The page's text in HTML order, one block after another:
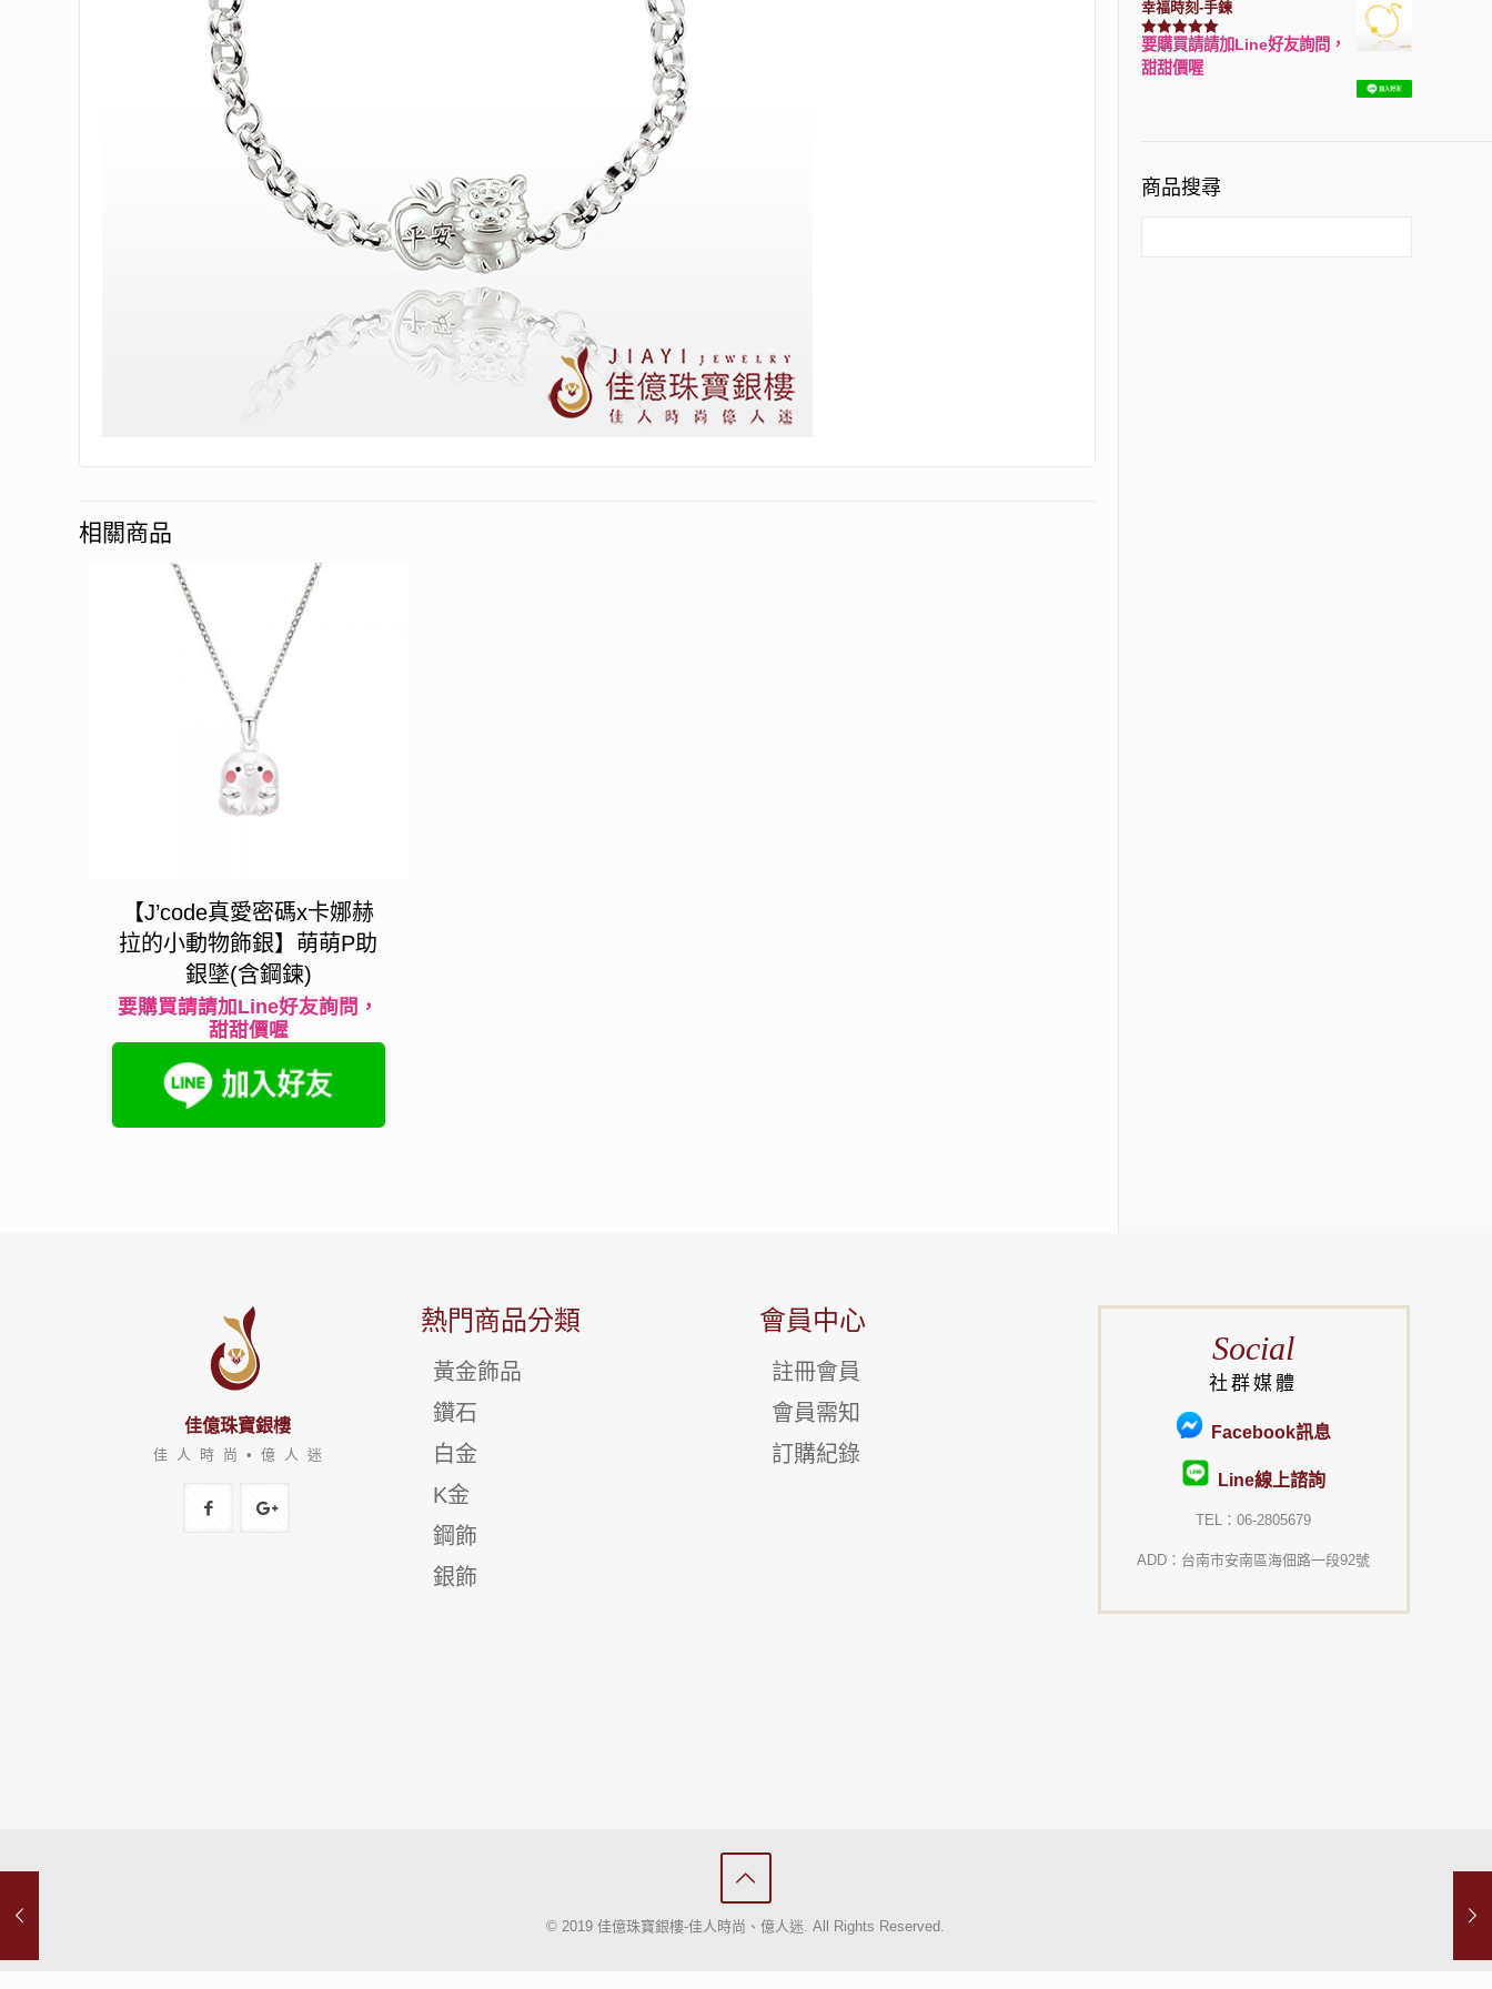
相關商品
【J’code真愛密碼x卡娜赫
拉的小動物飾銀】萌萌P助
銀墜(含鋼鍊)
要購買請請加Line好友詢問，
甜甜價喔
幸福時刻-手鍊
評分3150滿分 5
要購買請請加Line好友詢問，
甜甜價喔
商品搜尋
佳億珠寶銀樓
佳 人 時 尚 • 億 人 迷
熱門商品分類
黃金飾品
鑽石
白金
K金
鋼飾
銀飾
會員中心
註冊會員
會員需知
訂購紀錄
Social
社群媒體
Facebook訊息
Line線上諮詢
TEL：06-2805679
ADD：台南市安南區海佃路一段92號
© 2019 佳億珠寶銀樓-佳人時尚、億人迷. All Rights Reserved.